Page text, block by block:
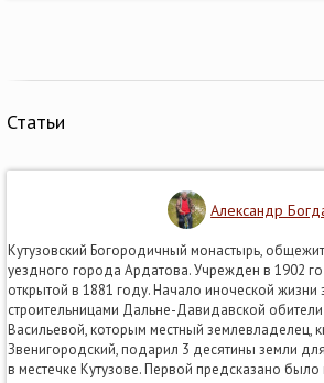
Статьи
Александр
Кутузовский Богородичный монастырь,
уездного города Ардатова. Учрежден в 1902
открытой в 1881 году. Начало иноческой
строительницами Дальне-Давидавской
Васильевой, которым местный землевладелец,
Звенигородский, подарил 3 десятины земли
в местечке Кутузове. Первой предсказано